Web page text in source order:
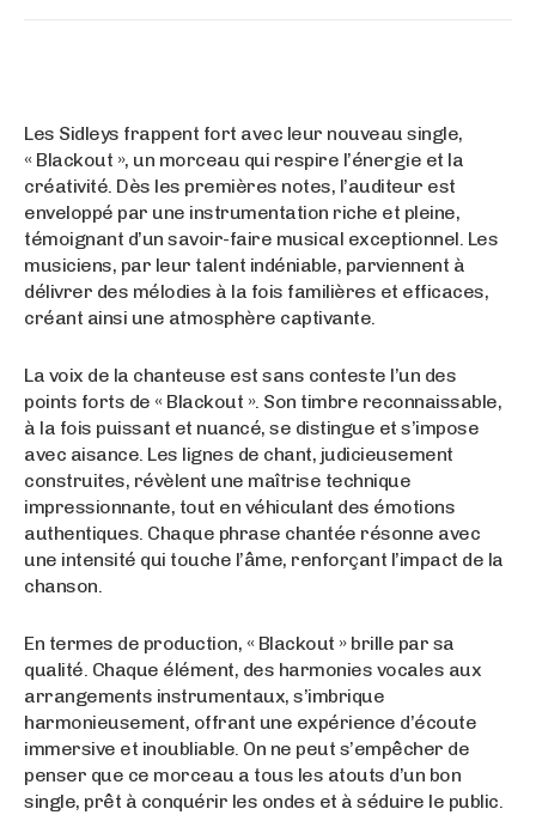
Les Sidleys frappent fort avec leur nouveau single,
« Blackout », un morceau qui respire l’énergie et la
créativité. Dès les premières notes, l’auditeur est
enveloppé par une instrumentation riche et pleine,
témoignant d’un savoir-faire musical exceptionnel. Les
musiciens, par leur talent indéniable, parviennent à
délivrer des mélodies à la fois familières et efficaces,
créant ainsi une atmosphère captivante.
La voix de la chanteuse est sans conteste l’un des
points forts de « Blackout ». Son timbre reconnaissable,
à la fois puissant et nuancé, se distingue et s’impose
avec aisance. Les lignes de chant, judicieusement
construites, révèlent une maîtrise technique
impressionnante, tout en véhiculant des émotions
authentiques. Chaque phrase chantée résonne avec
une intensité qui touche l’âme, renforçant l’impact de la
chanson.
En termes de production, « Blackout » brille par sa
qualité. Chaque élément, des harmonies vocales aux
arrangements instrumentaux, s’imbrique
harmonieusement, offrant une expérience d’écoute
immersive et inoubliable. On ne peut s’empêcher de
penser que ce morceau a tous les atouts d’un bon
single, prêt à conquérir les ondes et à séduire le public.